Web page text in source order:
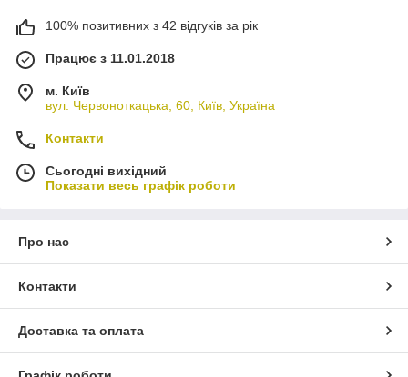
100% позитивних з 42 відгуків за рік
Працює з 11.01.2018
м. Київ
вул. Червоноткацька, 60, Київ, Україна
Контакти
Сьогодні вихідний
Показати весь графік роботи
Про нас
Контакти
Доставка та оплата